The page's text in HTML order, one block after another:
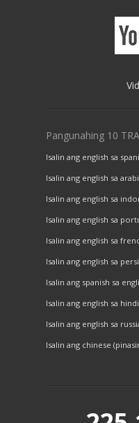
Pangunahing 10
Isalin ang english sa
Isalin ang english sa
Isalin ang english sa
Isalin ang english sa
Isalin ang english sa
Isalin ang english sa
Isalin ang spanish sa
Isalin ang english sa hindi
Isalin ang english sa
Isalin ang chinese